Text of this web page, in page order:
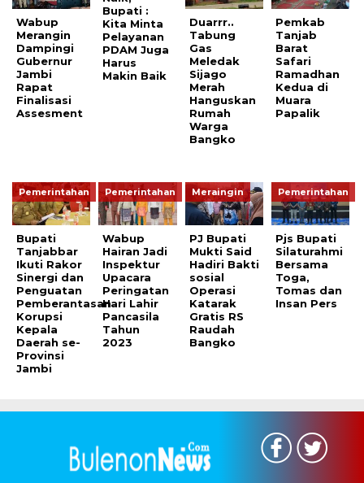
Wabup
Merangin
Dampingi
Gubernur
Jambi
Rapat
Finalisasi
Assesment
Bupati :
Kita Minta
Pelayanan
PDAM Juga
Harus
Makin Baik
Duarrr..
Tabung
Gas
Meledak
Sijago
Merah
Hanguskan
Rumah
Warga
Bangko
Pemkab
Tanjab
Barat
Safari
Ramadhan
Kedua di
Muara
Papalik
Pemerintahan
Bupati
Tanjabbar
Ikuti Rakor
Sinergi dan
Penguatan
Pemberantasan
Korupsi
Kepala
Daerah se-
Provinsi
Jambi
Pemerintahan
Wabup
Hairan Jadi
Inspektur
Upacara
Peringatan
Hari Lahir
Pancasila
Tahun
2023
Meraingin
PJ Bupati
Mukti Said
Hadiri Bakti
sosial
Operasi
Katarak
Gratis RS
Raudah
Bangko
Pemerintahan
Pjs Bupati
Silaturahmi
Bersama
Toga,
Tomas dan
Insan Pers